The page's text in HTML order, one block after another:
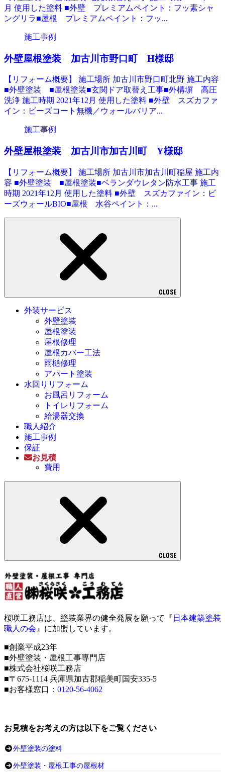
月 使用した塗料 ■外壁 プレミアムペイント：フッ素シャ
ングリラ■屋根 プレミアムペイント：フッ...
施工事例
外壁屋根塗装 加古川市野口町 H様邸
【リフォーム概要】 施工場所 加古川市野口町北野 施工内容
■外壁塗装 ■屋根塗装■玄関ドア取替え工事■外構塀 高圧
洗浄 施工時期 2021年12月 使用した塗料 ■外壁 スズカファ
イン：ビーズコート無機／ウォールバリア...
施工事例
外壁屋根塗装 加古川市加古川町 Y様邸
【リフォーム概要】 施工場所 加古川市加古川町稲屋 施工内
容 ■外壁塗装 ■屋根塗装■ベランダウレタン防水工事 施工
時期 2021年12月 使用した塗料 ■外壁 スズカファイン：ビ
ーズウォールBIO■屋根 水谷ペイント：...
CLOSE
外装サービス
外壁塗装
屋根塗装
屋根修理
屋根カバー工法
雨樋修理
アパート塗装
水回りリフォーム
お風呂リフォーム
トイレリフォーム
給湯器交換
職人紹介
施工事例
保証
お見積
費用
CLOSE
桜咲工務店は、塗装業界の健全発展を願って『 日本建築塗装
職人の会 』に加盟しています。
■創業平成23年
■外壁塗装・屋根工事専門店
■株式会社桜咲工務店
■〒675-1114 兵庫県加古郡稲美町国安335-5
■お客様窓口： 0120-56-4062
お見積をお考えの方は以下をご覧ください
外壁塗装の塗料
外壁塗装・屋根工事の屋根材